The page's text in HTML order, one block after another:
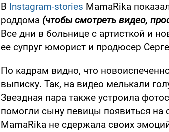
В Instagram-stories MamaRika
роддома (чтобы смотреть видео,
Все дни в больнице с артисткой и
ее супруг юморист и продюсер
По кадрам видно, что
выписку. Так, на видео мелькали
Звездная пара также устроила
помогли сыну певицы появиться на
MamaRika не сдержала своих